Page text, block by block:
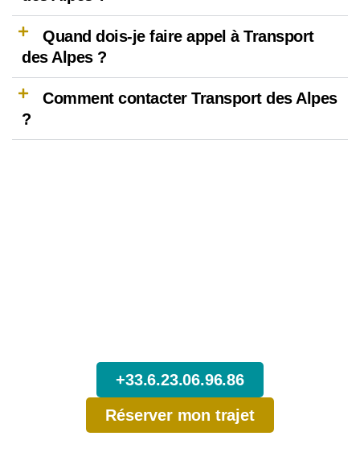
Quand dois-je faire appel à Transport
des Alpes ?
Comment contacter Transport des Alpes
?
+33.6.23.06.96.86
Réserver mon trajet